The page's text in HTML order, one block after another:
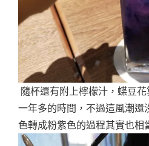
隨杯還有附上檸檬汁，蝶豆
一年多的時間，不過這風潮還
色轉成粉紫色的過程其實也相